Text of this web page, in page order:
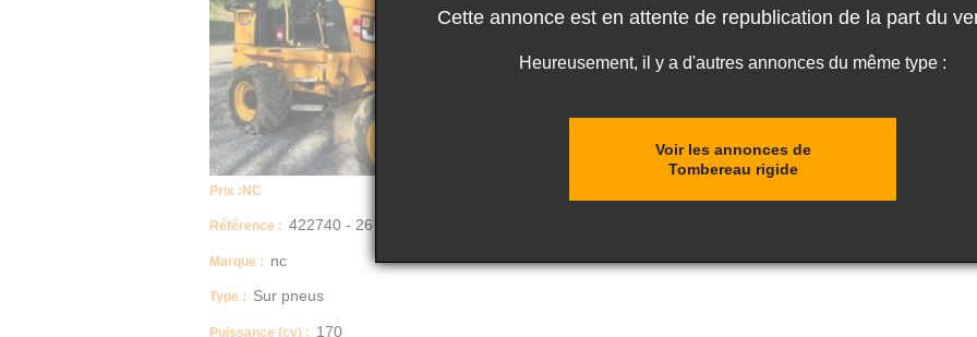
Prix : NC
Référence : 422740 - 26
Marque : nc
Type : Sur pneus
Puissance (cv) : 170
Cette annonce est en attente de republication de la part du
Heureusement, il y a d'autres annonces du même type :
Voir les annonces de
Tombereau rigide